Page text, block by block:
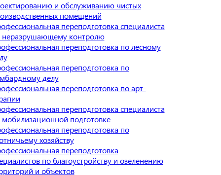
и обслуживанию чистых
помещений
переподготовка специалиста
неразрушающему контролю
переподготовка по лесному
переподготовка по
делу
переподготовка по арт-
переподготовка специалиста
подготовке
переподготовка по
хозяйству
переподготовка
по благоустройству и озеленению
и объектов